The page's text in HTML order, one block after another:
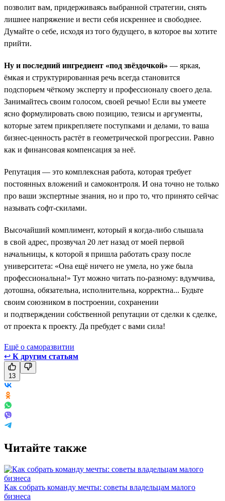
позволит вам, придерживаясь выбранной стратегии, снять
лишнее напряжение и вести себя искреннее и свободнее.
Думайте о себе, исходя из того будущего, в которое вы хотите
прийти.
Ну и последний ингредиент «под звёздочкой» — яркая,
ёмкая и структурированная речь всегда становится
подспорьем чёткому эксперту и профессионалу своего дела.
Занимайтесь своим голосом, своей речью! Если вы умеете
ясно формулировать свою позицию, тезисы и аргументы,
которые затем прикрепляете поступками и делами, то ваша
бизнес-ценность растёт в геометрической прогрессии. Равно
как и финансовая компенсация за неё.
Репутация — это комплексная работа, которая требует
постоянных вложений и самоконтроля. И она точно не только
про ваши экспертные знания, но и про то, что принято сейчас
называть софт-скилами.
Высочайший комплимент, который я когда-либо слышала
в свой адрес, прозвучал 20 лет назад от моей первой
начальницы, к которой я пришла работать сразу после
университета: «Она ещё ничего не умела, но уже была
профессиональна!» Тут можно читать по-разному: вдумчива,
дотошна, обязательна, исполнительна, корректна... Будьте
своим союзником в построении, сохранении
и подтверждении собственной репутации от сделки к сделке,
от проекта к проекту. Да пребудет с вами сила!
Ещё о саморазвитии
↩ К другим статьям
13
Читайте также
Как собрать команду мечты: советы владельцам малого
бизнеса